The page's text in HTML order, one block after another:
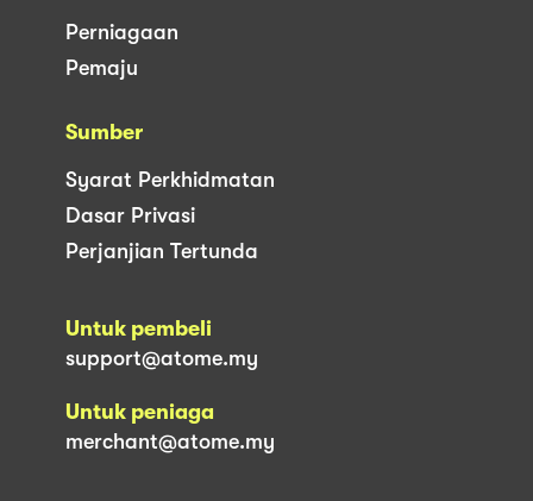
Perniagaan
Pemaju
Sumber
Syarat Perkhidmatan
Dasar Privasi
Perjanjian Tertunda
Untuk pembeli
support@atome.my
Untuk peniaga
merchant@atome.my